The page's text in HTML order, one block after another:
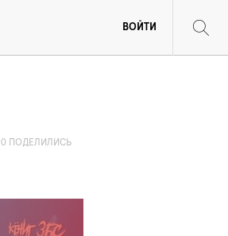
ВОЙТИ
0 ПОДЕЛИЛИСЬ